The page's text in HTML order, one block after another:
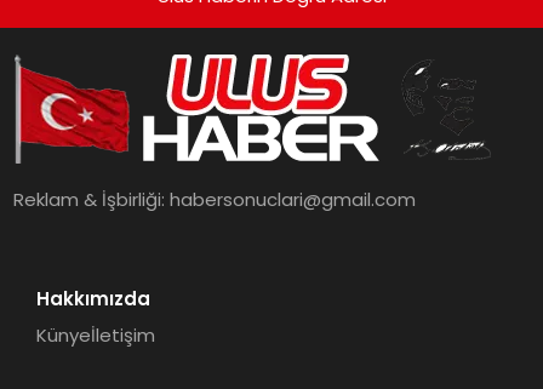
Reklam & İşbirliği:habersonuclari@gmail.com
Hakkımızda
Künyeİletişim